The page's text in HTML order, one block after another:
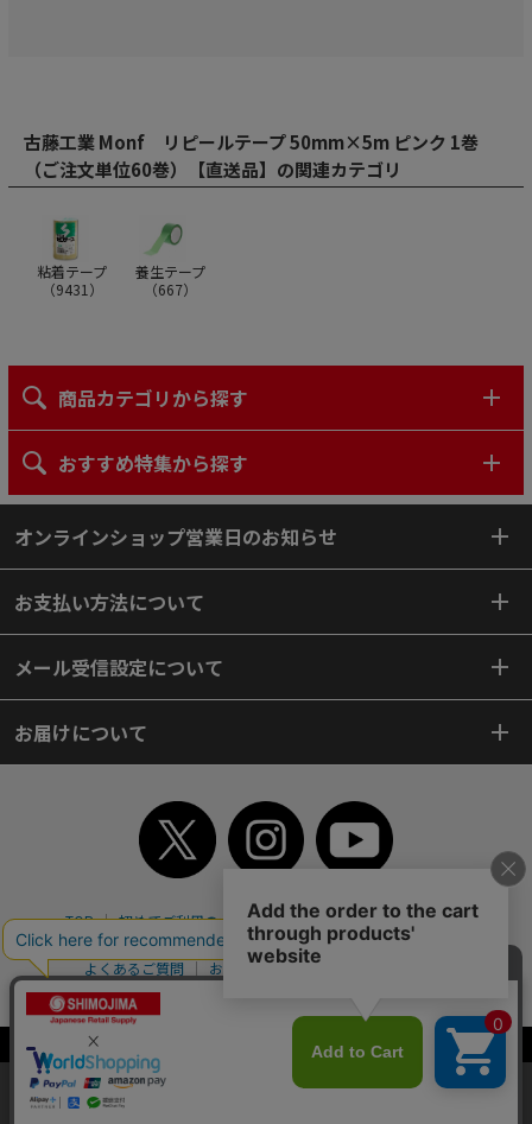
当サイトはクッキー（Cookie）を使用しています。Cookieの使用に同意いた
だける場合は「OK」をクリックしてください。
古藤工業 Monf リピールテープ 50mm×5m ピンク 1巻
（ご注文単位60巻）【直送品】の関連カテゴリ
粘着テープ
（9431 ）
養生テープ
（667）
商品カテゴリから探す
おすすめ特集から探す
オンラインショップ営業日のお知らせ
お支払い方法について
メール受信設定について
お届けについて
TOP 初めてご利用のお客様へ ご利用案内
ご利用規約
個人情報保護方針
特定商取引法
会社案内
よくあるご質問
お問い合わせ
ピンポイントサーチ
サイトマップ
Copyright© 2018 SHIMOJIMA Co.,Ltd. All Rights Reserved.